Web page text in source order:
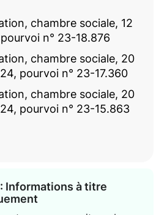
chambre sociale, 12
n° 23-18.876
chambre sociale, 20
pourvoi n° 23-17.360
chambre sociale, 20
pourvoi n° 23-15.863
Informations à titre